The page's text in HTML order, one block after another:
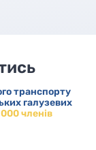
транспорту
галузевих
членів